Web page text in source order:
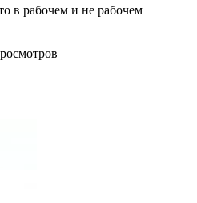
в рабочем и не рабочем